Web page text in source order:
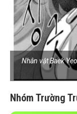
Nhân vật Baek
Nhóm Trường